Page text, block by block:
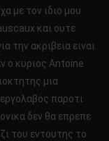
με τον ιδιο μου
και ουτε
την ακριβεια ειναι
ο κυριος Antoine
μια
παροτι
δεν θα επρεπε
του εντουτης το